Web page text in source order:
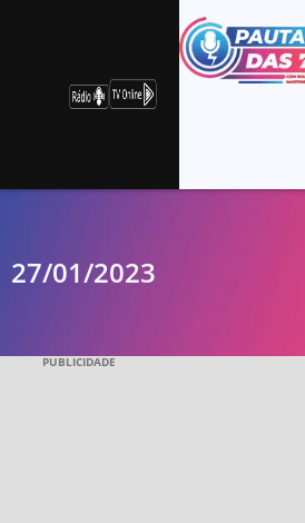
27/01/2023
PUBLICIDADE